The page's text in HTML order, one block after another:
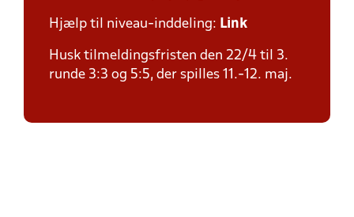
Hjælp til niveau-inddeling: Link
Husk tilmeldingsfristen den 22/4 til 3.
runde 3:3 og 5:5, der spilles 11.-12. maj.